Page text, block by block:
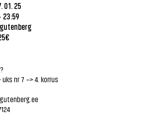
01. 25
- 23:59
nr 7 –> 4. korrus